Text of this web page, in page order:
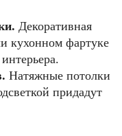
Декоративная
кухонном фартуке
Натяжные потолки
придадут